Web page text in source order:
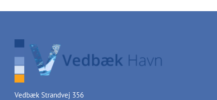
Vedbæk Strandvej 356